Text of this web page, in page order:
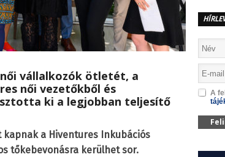
vállalkozók ötletét, a
női vezetőkből és
ki a legjobban teljesítő
a Hiventures Inkubációs
tőkebevonásra kerülhet sor.
A